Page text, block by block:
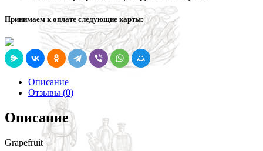
Принимаем к оплате следующие карты:
Описание
Отзывы (0)
Описание
Grapefruit